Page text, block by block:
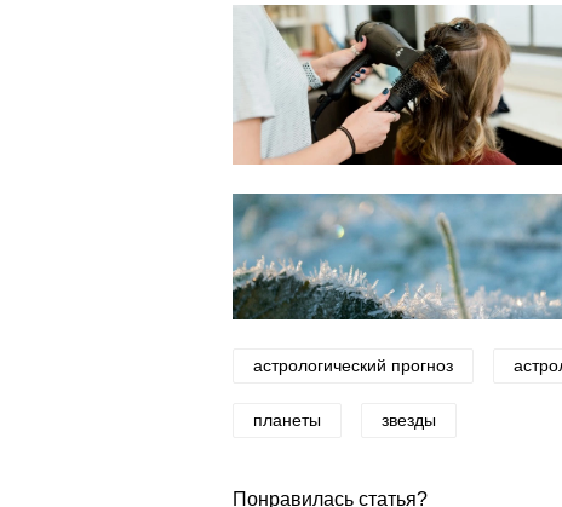
астрологический прогноз
планеты звезды
Понравилась статья?